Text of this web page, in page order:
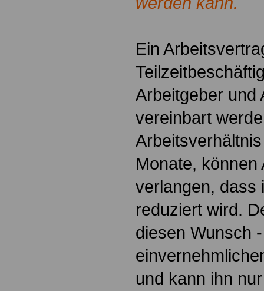
Ein
Arbeitgeber und
vereinbart
Monate, können
verlangen, dass
reduziert wird.
diesen Wunsch
und kann ihn